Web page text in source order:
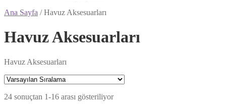
Ana Sayfa /Havuz Aksesuarları
Havuz Aksesuarları
Havuz Aksesuarları
24 sonuçtan 1-16 arası gösteriliyor